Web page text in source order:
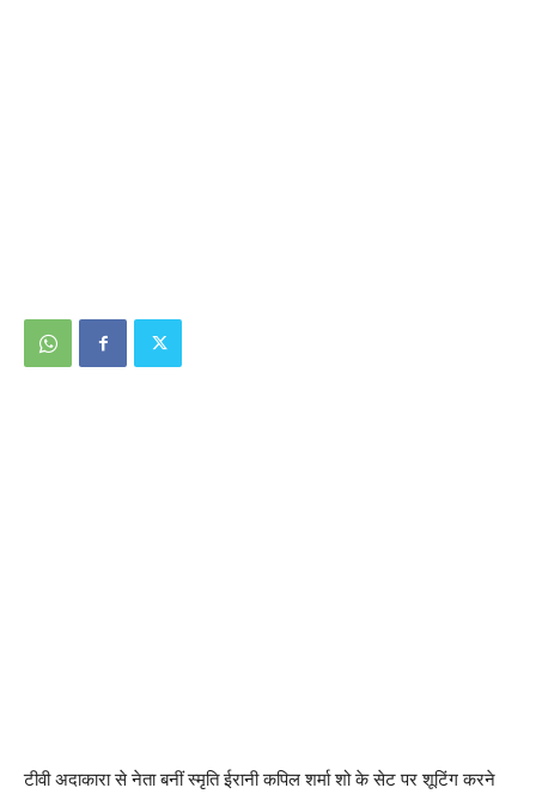
टीवी अदाकारा से नेता बनीं स्मृति ईरानी कपिल शर्मा शो के सेट पर शूटिंग करने